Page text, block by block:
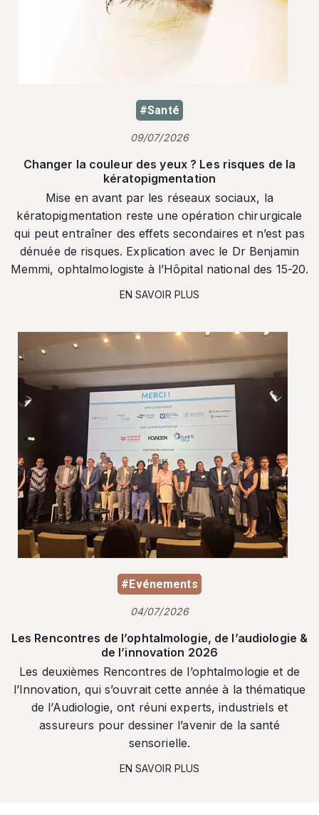
#Santé
09/07/2026
Changer la couleur des yeux ? Les risques de la
kératopigmentation
Mise en avant par les réseaux sociaux, la
kératopigmentation reste une opération chirurgicale
qui peut entraîner des effets secondaires et n’est pas
dénuée de risques. Explication avec le Dr Benjamin
Memmi, ophtalmologiste à l’Hôpital national des 15-20.
EN SAVOIR PLUS
#Evénements
04/07/2026
Les Rencontres de l’ophtalmologie, de l’audiologie &
de l’innovation 2026
Les deuxièmes Rencontres de l’ophtalmologie et de
l’Innovation, qui s’ouvrait cette année à la thématique
de l’Audiologie, ont réuni experts, industriels et
assureurs pour dessiner l’avenir de la santé
sensorielle.
EN SAVOIR PLUS